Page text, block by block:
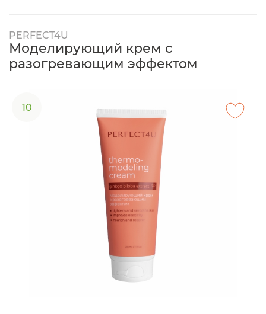
PERFECT4U
Моделирующий крем с
разогревающим эффектом
10